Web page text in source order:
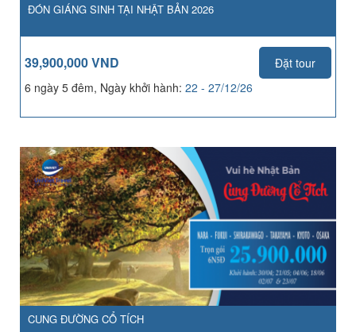
ĐÓN GIÁNG SINH TẠI NHẬT BẢN 2026
39,900,000 VND
Đặt tour
6 ngày 5 đêm, Ngày khởi hành: 22 - 27/12/26
CUNG ĐƯỜNG CỔ TÍCH